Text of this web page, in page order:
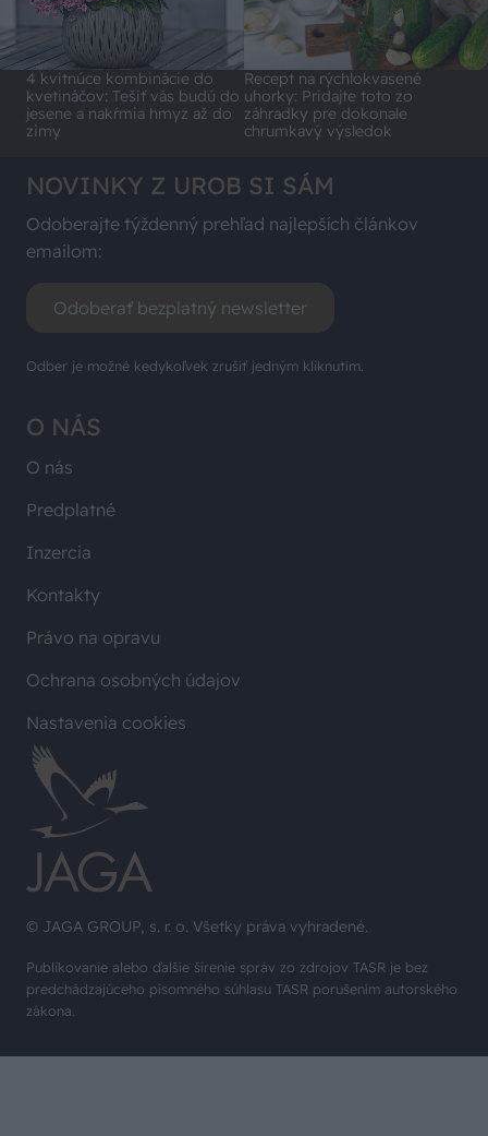
4 kvitnúce kombinácie do
kvetináčov: Tešiť vás budú do
jesene a nakŕmia hmyz až do
zimy
Recept na rýchlokvasené
uhorky: Pridajte toto zo
záhradky pre dokonale
chrumkavý výsledok
© JAGA GROUP, s. r. o. Všetky práva vyhradené.
Publikovanie alebo ďalšie šírenie správ zo zdrojov TASR je bez
predchádzajúceho písomného súhlasu TASR porušením autorského
zákona.
O NÁS
O nás
Predplatné
Inzercia
Kontakty
Právo na opravu
Ochrana osobných údajov
Nastavenia cookies
NOVINKY Z UROB SI SÁM
Odoberajte týždenný prehľad najlepších článkov
emailom:
Odoberať bezplatný newsletter
Odber je možné kedykoľvek zrušiť jedným kliknutím.